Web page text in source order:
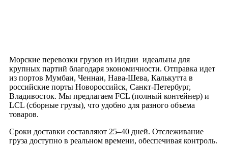
Морские перевозки грузов из Индии идеальны для
крупных партий благодаря экономичности. Отправка идет
из портов Мумбаи, Ченнаи, Нава-Шева, Калькутта в
российские порты Новороссийск, Санкт-Петербург,
Владивосток. Мы предлагаем FCL (полный контейнер) и
LCL (сборные грузы), что удобно для разного объема
товаров.
Сроки доставки составляют 25–40 дней. Отслеживание
груза доступно в реальном времени, обеспечивая контроль.